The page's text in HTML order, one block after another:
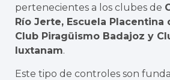
pertenecientes a los clubes de
Río Jerte, Escuela Placentina
Club Piragüismo Badajoz y
Iuxtanam.
Este tipo de controles son